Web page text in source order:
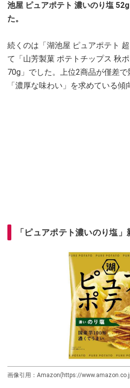
池屋 ピュアポテト 濃いのり塩
た。
続くのは「湖池屋 ピュアポテト
て「山芳製菓 ポテトチップス 秋
70g」でした。上位2商品が僅差
「濃厚な味わい」を求めている傾
「ピュアポテト濃いのり塩
画像引用：Amazon(https://